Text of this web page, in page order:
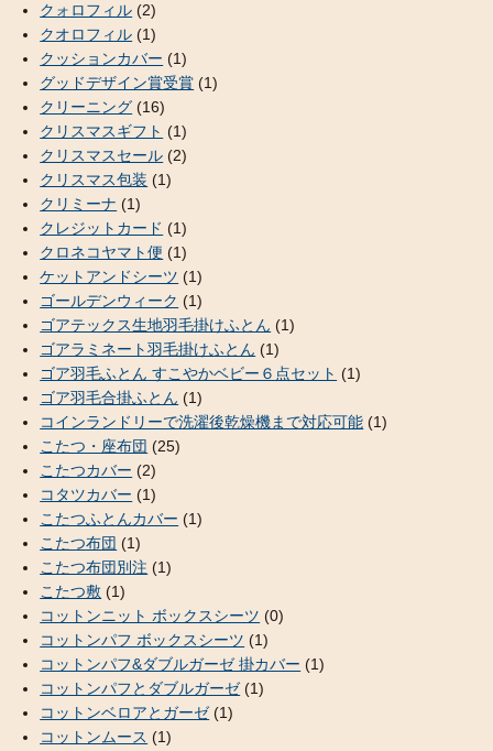
クォロフィル (2)
クオロフィル (1)
クッションカバー (1)
グッドデザイン賞受賞 (1)
クリーニング (16)
クリスマスギフト (1)
クリスマスセール (2)
クリスマス包装 (1)
クリミーナ (1)
クレジットカード (1)
クロネコヤマト便 (1)
ケットアンドシーツ (1)
ゴールデンウィーク (1)
ゴアテックス生地羽毛掛けふとん (1)
ゴアラミネート羽毛掛けふとん (1)
ゴア羽毛ふとん すこやかベビー６点セット (1)
ゴア羽毛合掛ふとん (1)
コインランドリーで洗濯後乾燥機まで対応可能 (1)
こたつ・座布団 (25)
こたつカバー (2)
コタツカバー (1)
こたつふとんカバー (1)
こたつ布団 (1)
こたつ布団別注 (1)
こたつ敷 (1)
コットンニット ボックスシーツ (0)
コットンパフ ボックスシーツ (1)
コットンパフ&ダブルガーゼ 掛カバー (1)
コットンパフとダブルガーゼ(1)
コットンベロアとガーゼ(1)
コットンムース (1)